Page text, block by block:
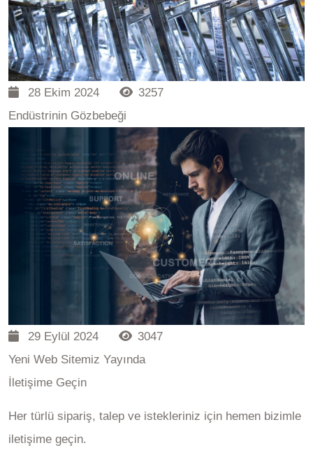
28 Ekim 2024
3257
Endüstrinin Gözbebeği
29 Eylül 2024
3047
Yeni Web Sitemiz Yayında
İletişime Geçin
Her türlü sipariş, talep ve istekleriniz için hemen bizimle
iletişime geçin.